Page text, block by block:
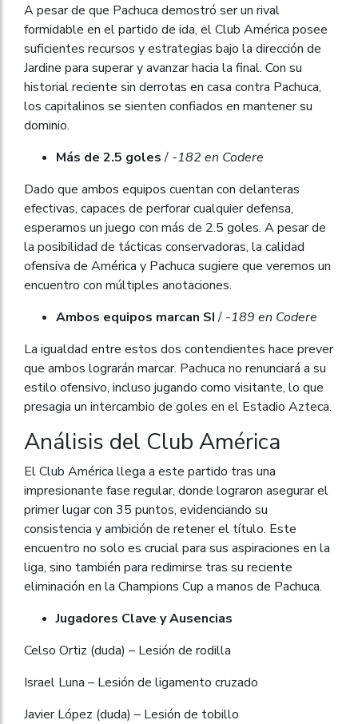
A pesar de que Pachuca demostró ser un rival
formidable en el partido de ida, el Club América posee
suficientes recursos y estrategias bajo la dirección de
Jardine para superar y avanzar hacia la final. Con su
historial reciente sin derrotas en casa contra Pachuca,
los capitalinos se sienten confiados en mantener su
dominio.
Más de 2.5 goles/ -182 en Codere
Dado que ambos equipos cuentan con delanteras
efectivas, capaces de perforar cualquier defensa,
esperamos un juego con más de 2.5 goles. A pesar de
la posibilidad de tácticas conservadoras, la calidad
ofensiva de América y Pachuca sugiere que veremos un
encuentro con múltiples anotaciones.
Ambos equipos marcan SI/ -189 en Codere
La igualdad entre estos dos contendientes hace prever
que ambos lograrán marcar. Pachuca no renunciará a su
estilo ofensivo, incluso jugando como visitante, lo que
presagia un intercambio de goles en el Estadio Azteca.
Análisis del Club América
El Club América llega a este partido tras una
impresionante fase regular, donde lograron asegurar el
primer lugar con 35 puntos, evidenciando su
consistencia y ambición de retener el título. Este
encuentro no solo es crucial para sus aspiraciones en la
liga, sino también para redimirse tras su reciente
eliminación en la Champions Cup a manos de Pachuca.
Jugadores Clave y Ausencias
Celso Ortiz (duda) – Lesión de rodilla
Israel Luna – Lesión de ligamento cruzado
Javier López (duda) – Lesión de tobillo